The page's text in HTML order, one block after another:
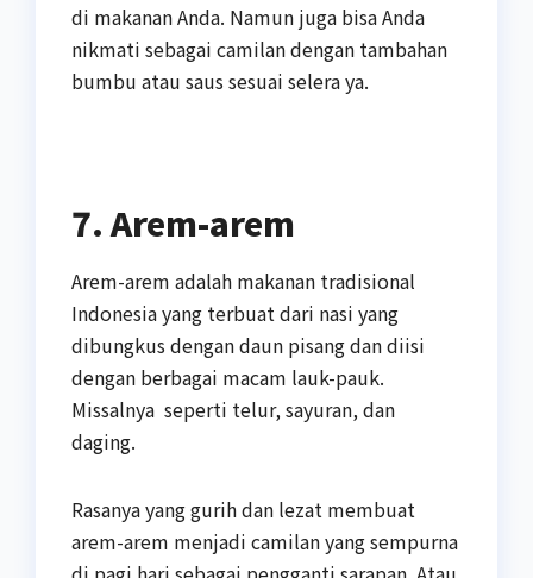
di makanan Anda. Namun juga bisa Anda
nikmati sebagai camilan dengan tambahan
bumbu atau saus sesuai selera ya.
7. Arem-arem
Arem-arem adalah makanan tradisional
Indonesia yang terbuat dari nasi yang
dibungkus dengan daun pisang dan diisi
dengan berbagai macam lauk-pauk.
Missalnya seperti telur, sayuran, dan
daging.
Rasanya yang gurih dan lezat membuat
arem-arem menjadi camilan yang sempurna